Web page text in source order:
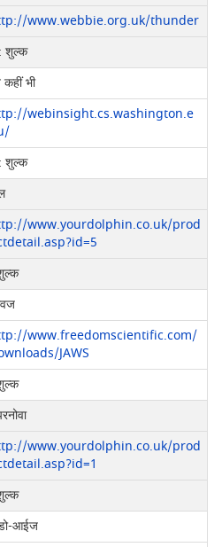
www.webbie.org.uk/thunder
शुल्क
भी
webinsight.cs.washington.e
शुल्क
www.yourdolphin.co.uk/prod
www.freedomscientific.com/
JAWS
www.yourdolphin.co.uk/prod
आईज